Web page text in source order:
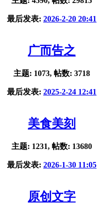
最后发表: 2026-2-20 20:41
广而告之
主题: 1073, 帖数: 3718
最后发表: 2025-2-24 12:41
美食美刻
主题: 1231, 帖数: 13680
最后发表: 2026-1-30 11:05
原创文字